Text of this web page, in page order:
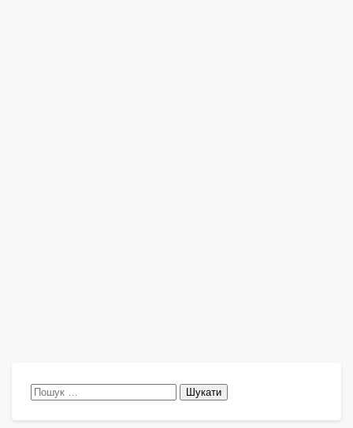
Пошук: